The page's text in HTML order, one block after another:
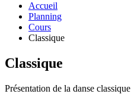
Accueil
Planning
Cours
Classique
Classique
Présentation de la danse classique